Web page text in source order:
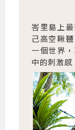
峇里島上
己高空鞦
一個世界
中的刺激感